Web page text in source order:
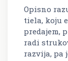
Opisno
tiela, koju
predajem,
radi
razvija, pa